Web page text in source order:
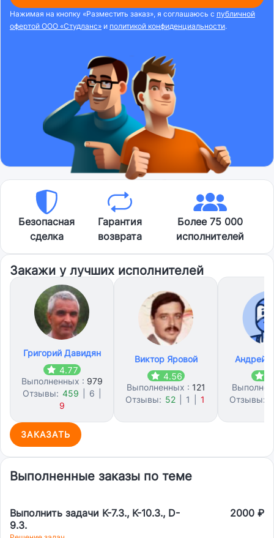
Нажимая на кнопку «Разместить заказ», я соглашаюсь с публичной
офертой ООО «Студланс» и политикой конфиденциальности.
Безопасная
сделка
Гарантия
возврата
Более 75 000
исполнителей
Закажи у лучших исполнителей
Григорий Давидян
4.77
Выполненных : 979
Отзывы: 459 6
9
Виктор Яровой
4.56
Выполненных : 121
Отзывы: 52 1 1
Андрей
Отзывы:
ЗАКАЗАТЬ
Выполненные заказы по теме
Выполнить задачи K-7.3., K-10.3., D-
9.3.
2000 ₽